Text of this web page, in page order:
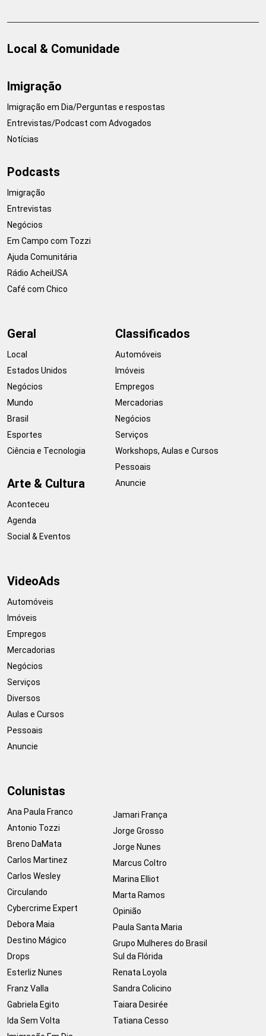
Local & Comunidade
Imigração
Imigração em Dia/Perguntas e respostas
Entrevistas/Podcast com Advogados
Notícias
Podcasts
Imigração
Entrevistas
Negócios
Em Campo com Tozzi
Ajuda Comunitária
Rádio AcheiUSA
Café com Chico
Geral
Local
Estados Unidos
Negócios
Mundo
Brasil
Esportes
Ciência e Tecnologia
Arte & Cultura
Aconteceu
Agenda
Social & Eventos
Classificados
Automóveis
Imóveis
Empregos
Mercadorias
Negócios
Serviços
Workshops, Aulas e Cursos
Pessoais
Anuncie
VideoAds
Automóveis
Imóveis
Empregos
Mercadorias
Negócios
Serviços
Diversos
Aulas e Cursos
Pessoais
Anuncie
Colunistas
Ana Paula Franco
Antonio Tozzi
Breno DaMata
Carlos Martinez
Carlos Wesley
Circulando
Cybercrime Expert
Debora Maia
Destino Mágico
Drops
Esterliz Nunes
Franz Valla
Gabriela Egito
Ida Sem Volta
Jamari França
Jorge Grosso
Jorge Nunes
Marcus Coltro
Marina Elliot
Marta Ramos
Opinião
Paula Santa Maria
Grupo Mulheres do Brasil
Sul da Flórida
Renata Loyola
Sandra Colicino
Taiara Desirée
Tatiana Cesso